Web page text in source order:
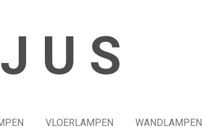
U S
VLOERLAMPEN WANDLAMPEN